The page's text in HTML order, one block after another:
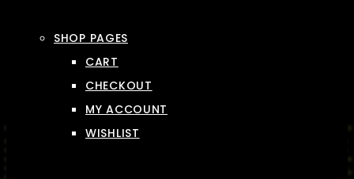
SHOP PAGES
CART
CHECKOUT
MY ACCOUNT
WISHLIST